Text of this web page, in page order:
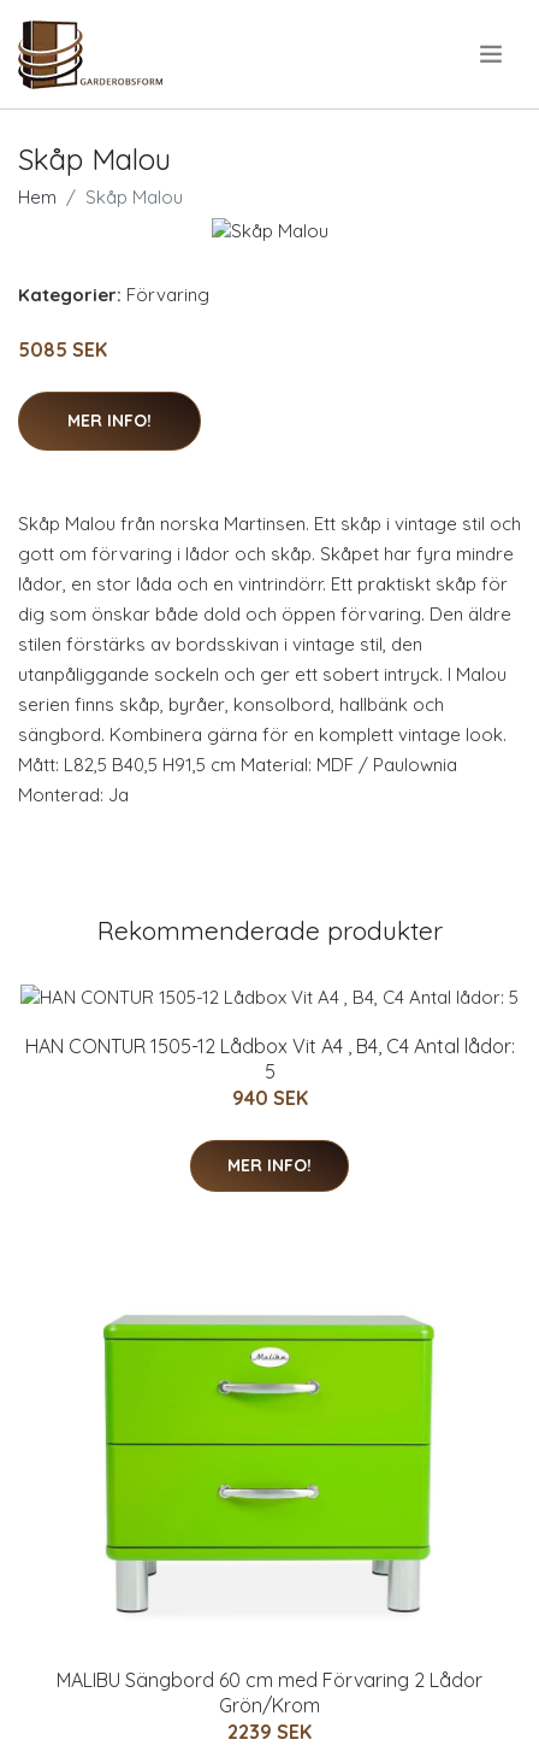
Skåp Malou
Hem Skåp Malou
Kategorier: Förvaring
5085 SEK
MER INFO!
Skåp Malou från norska Martinsen. Ett skåp i vintage stil och
gott om förvaring i lådor och skåp. Skåpet har fyra mindre
lådor, en stor låda och en vintrindörr. Ett praktiskt skåp för
dig som önskar både dold och öppen förvaring. Den äldre
stilen förstärks av bordsskivan i vintage stil, den
utanpåliggande sockeln och ger ett sobert intryck. I Malou
serien finns skåp, byråer, konsolbord, hallbänk och
sängbord. Kombinera gärna för en komplett vintage look.
Mått: L82,5 B40,5 H91,5 cm Material: MDF / Paulownia
Monterad: Ja
Rekommenderade produkter
HAN CONTUR 1505-12 Lådbox Vit A4 , B4, C4 Antal lådor:
5
940 SEK
MER INFO!
MALIBU Sängbord 60 cm med Förvaring 2 Lådor
Grön/Krom
2239 SEK